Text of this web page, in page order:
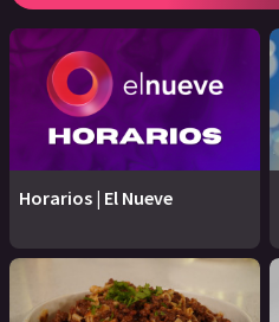
Horarios | El Nueve